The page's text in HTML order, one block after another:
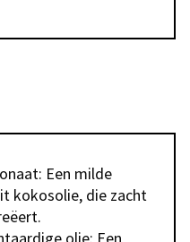
Een milde
kokosolie, die zacht